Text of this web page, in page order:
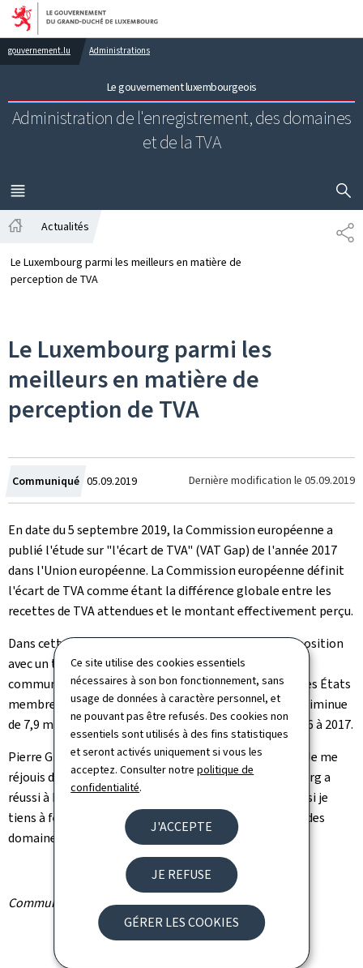
Ce site utilise des cookies essentiels
nécessaires à son bon fonctionnement, sans
usage de données à caractère personnel, et
ne pouvant pas être refusés. Des cookies non
essentiels sont utilisés à des fins statistiques
et seront activés uniquement si vous les
acceptez. Consulter notrepolitique de
confidentialité.
J'ACCEPTE
JE REFUSE
GÉRER LES COOKIES
Aller au menu principal
Aller au contenu
gouvernement.lu Administrations
Le gouvernement luxembourgeois
Administration de l'enregistrement,des domaines
et de la TVA
MENU
PRINCIPAL
Actualités
Le Luxembourg parmi les meilleurs en matière de
perception de TVA
Le Luxembourg parmi les
meilleurs en matière de
perception de TVA
Communiqué Crée
le
05.09.2019 Dernière modification le 05.09.2019
En date du 5 septembre 2019, la Commission européenne a
publié l'étude sur "l'écart de TVA" (VAT Gap) de l'année 2017
dans l'Union européenne. La Commission européenne définit
l'écart de TVA comme étant la différence globale entre les
recettes de TVA attendues et le montant effectivement perçu.
Dans cette étude le Luxembourg figure en deuxième position
avec un taux d’écart de 0,7% par rapport à la moyenne
communautaire de 11,2%. En total, pour l'ensemble des États
membres, la Commission souligne que l'écart de TVA diminue
de 7,9 milliards d'euros à 137,5 milliards d'euros de 2016 à 2017.
Pierre Gramegna, ministre des Finances, commente: "Je me
réjouis de ce bon résultat, qui montre que le Luxembourg a
réussi à baisser davantage son taux d'écart de TVA, aussi je
tiens à féliciter l'Administration de l'enregistrement, des
domaines et de la TVA pour son excellent travail."
Communiqué par le ministère des Finances